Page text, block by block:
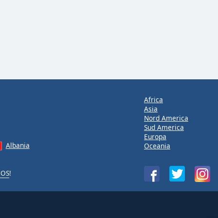
Albania
!
Africa
Asia
Nord America
Sud America
Europa
Oceania